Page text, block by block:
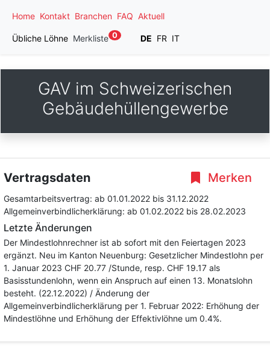
Home Kontakt Branchen FAQ Aktuell
Übliche Löhne Merkliste 0 DE FR IT
GAV im Schweizerischen
Gebäudehüllengewerbe
Merken
Vertragsdaten
Gesamtarbeitsvertrag: ab 01.01.2022 bis 31.12.2022
Allgemeinverbindlicherklärung: ab 01.02.2022 bis 28.02.2023
Letzte Änderungen
Der Mindestlohnrechner ist ab sofort mit den Feiertagen 2023
ergänzt. Neu im Kanton Neuenburg: Gesetzlicher Mindestlohn per
1. Januar 2023 CHF 20.77 /Stunde, resp. CHF 19.17 als
Basisstundenlohn, wenn ein Anspruch auf einen 13. Monatslohn
besteht. (22.12.2022) / Änderung der
Allgemeinverbindlicherklärung per 1. Februar 2022: Erhöhung der
Mindestlöhne und Erhöhung der Effektivlöhne um 0.4%.